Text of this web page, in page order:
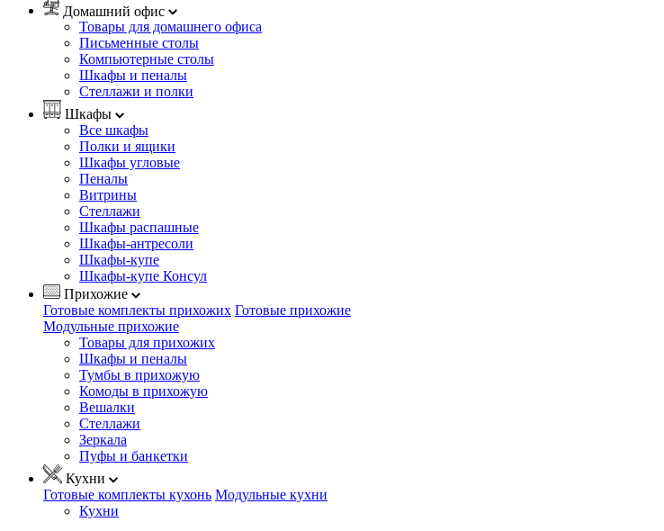
Домашний офис
Товары для домашнего офиса
Письменные столы
Компьютерные столы
Шкафы и пеналы
Стеллажи и полки
Шкафы
Все шкафы
Полки и ящики
Шкафы угловые
Пеналы
Витрины
Стеллажи
Шкафы распашные
Шкафы-антресоли
Шкафы-купе
Шкафы-купе Консул
Прихожие
Готовые комплекты прихожих Готовые прихожие
Модульные прихожие
Товары для прихожих
Шкафы и пеналы
Тумбы в прихожую
Комоды в прихожую
Вешалки
Стеллажи
Зеркала
Пуфы и банкетки
Кухни
Готовые комплекты кухонь Модульные кухни
Кухни